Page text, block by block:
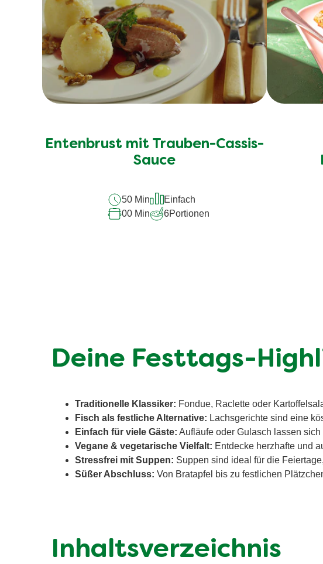
Entenbrust mit Trauben-Cassis-
Sauce
50 Min
Einfach
00 Min
6Portionen
Deine Festtags-
Traditionelle Klassiker: Fondue, Raclette oder
Fisch als festliche Alternative: Lachsgerichte sind eine
Einfach für viele Gäste: Aufläufe oder Gulasch lassen
Vegane & vegetarische Vielfalt: Entdecke herzhafte und
Stressfrei mit Suppen: Suppen sind ideal für die
Süßer Abschluss: Von Bratapfel bis zu festlichen
Inhaltsverzeichnis